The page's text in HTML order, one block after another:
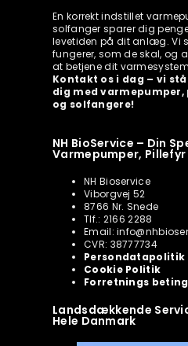
En korrekt indstillet
solfanger sparer dig
levetiden på dit anlæg. Vi
fungerer, som de skal, og
at betjene dit
Kontakt os i dag – vi
dig med
og solfangere!
NH BioService – Din
Varmepumper,
NH Bioservice
Viborgvej 52
8766 Nr. Snede
Tlf.: 2166 2288
Email:
CVR: 38777734
Persondatapolitik
Cookie Politik
Forretnings
Landsdækkende
Hele Danmark